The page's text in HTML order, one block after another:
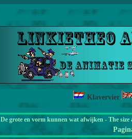
Klavervier
De grote en vorm kunnen wat afwijken - The